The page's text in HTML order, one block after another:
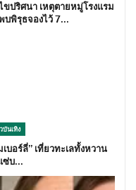
ไขปริศนา เหตุตายหมู่โรงแรม
บพิรุธจองไว้ 7…
บันเทิง
เบอร์ลี่” เที่ยวทะเลทั้งหวาน
ซ่บ…